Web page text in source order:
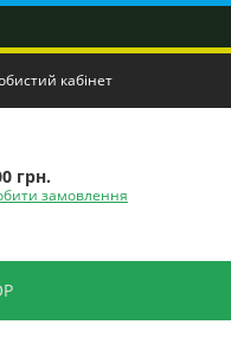
кабінет
грн.
замовлення